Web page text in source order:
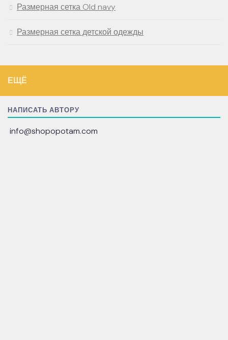
Размерная сетка Old navy
Размерная сетка детской одежды
ЕЩЁ
НАПИСАТЬ АВТОРУ
info@shopopotam.com